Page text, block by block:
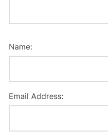
Name:
Email Address: